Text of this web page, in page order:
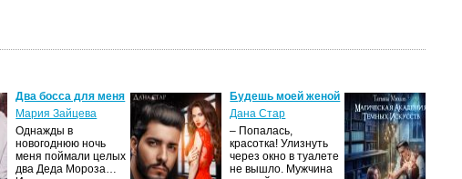
Два босса для меня
Мария Зайцева
Однажды в
новогоднюю ночь
меня поймали целых
два Деда Мороза…
Будешь моей женой
Дана Стар
– Попалась,
красотка! Улизнуть
через окно в туалете
не вышло. Мужчина